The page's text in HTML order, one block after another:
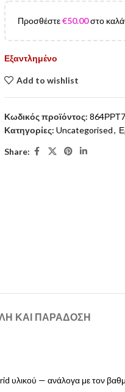
Προσθέστε€50.00στο
Εξαντλημένο
Add to wishlist
Κωδικός προϊόντος:
Κατηγορίες: Uncategorised,
Share:
ΚΑΙ ΠΑΡΆΔΟΣΗ
υλικού — ανάλογα με τον